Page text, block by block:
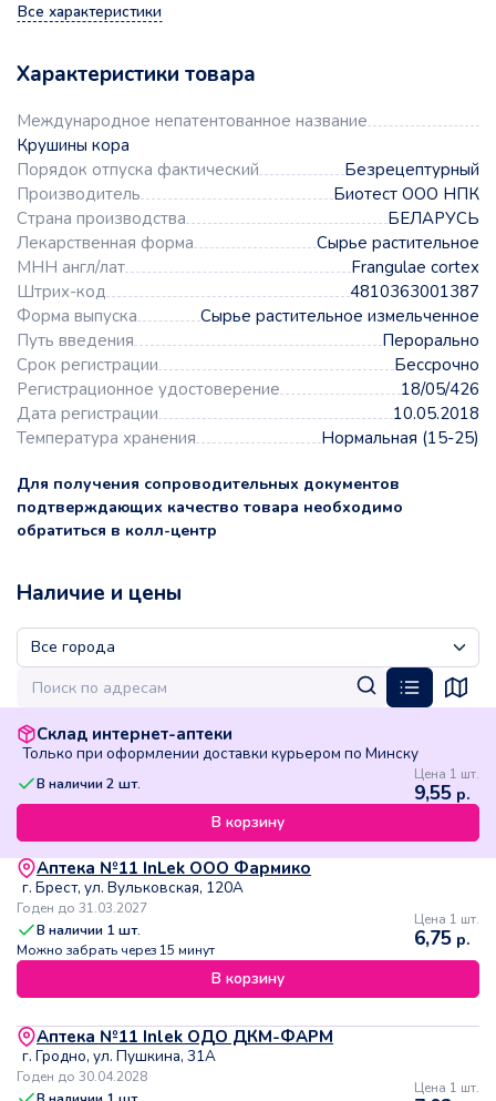
Все характеристики
Характеристики товара
Международное непатентованное название
Крушины кора
Порядок отпуска фактический
Безрецептурный
Производитель
Биотест ООО НПК
Страна производства
БЕЛАРУСЬ
Лекарственная форма
Сырье растительное
МНН англ/лат
Frangulae cortex
Штрих-код
4810363001387
Форма выпуска
Сырье растительное измельченное
Путь введения
Перорально
Срок регистрации
Бессрочно
Регистрационное удостоверение
18/05/426
Дата регистрации
10.05.2018
Температура хранения
Нормальная (15-25)
Для получения сопроводительных документов
подтверждающих качество товара необходимо
обратиться в колл-центр
Наличие и цены
Склад интернет-аптеки
Только при оформлении доставки курьером по Минску
В наличии 2 шт. Цена 1 шт.
9,55 р.
В корзину
Аптека №11 InLek ООО Фармико
г. Брест, ул. Вульковская, 120А
Годен до 31.03.2027
В наличии 1 шт.
Можно забрать через 15 минут
Цена 1 шт.
6,75 р.
В корзину
Аптека №11 Inlek ОДО ДКМ-ФАРМ
г. Гродно, ул. Пушкина, 31А
Годен до 30.04.2028
Цена 1 шт.